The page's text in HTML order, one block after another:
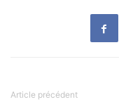
Article précédent